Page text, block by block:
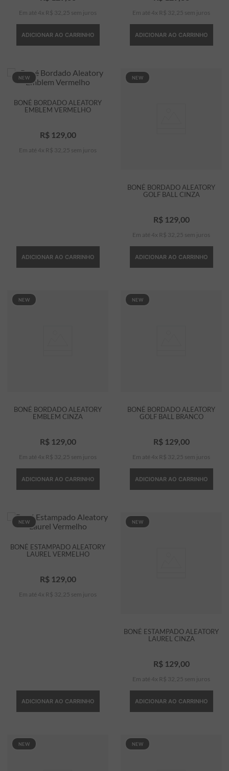
Em até 4 x R$ 32 25 sem juros
ADICIONAR AO CARRINHO
Em até 4 x R$ 32 25 sem juros
ADICIONAR AO CARRINHO
NEW
BONÉ BORDADO ALEATORY
EMBLEM VERMELHO
R$ 129, 00
Em até 4 x R$ 32 25 sem juros
ADICIONAR AO CARRINHO
NEW
BONÉ BORDADO ALEATORY
GOLF BALL CINZA
R$ 129, 00
Em até 4 x R$ 32 25 sem juros
ADICIONAR AO CARRINHO
NEW
BONÉ BORDADO ALEATORY
EMBLEM CINZA
R$ 129, 00
Em até 4 x R$ 32 25 sem juros
ADICIONAR AO CARRINHO
NEW
BONÉ BORDADO ALEATORY
GOLF BALL BRANCO
R$ 129, 00
Em até 4 x R$ 32 25 sem juros
ADICIONAR AO CARRINHO
NEW
BONÉ ESTAMPADO ALEATORY
LAUREL VERMELHO
R$ 129, 00
Em até 4 x R$ 32 25 sem juros
ADICIONAR AO CARRINHO
NEW
BONÉ ESTAMPADO ALEATORY
LAUREL CINZA
R$ 129, 00
Em até 4 x R$ 32 25 sem juros
ADICIONAR AO CARRINHO
NEW NEW